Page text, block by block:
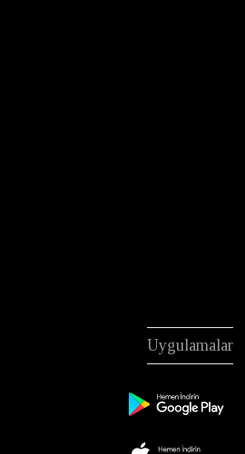
Uygulamalar